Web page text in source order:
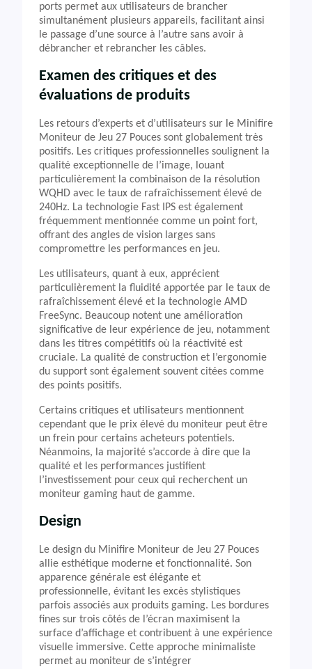
ports permet aux utilisateurs de brancher
simultanément plusieurs appareils, facilitant ainsi
le passage d’une source à l’autre sans avoir à
débrancher et rebrancher les câbles.
Examen des critiques et des
évaluations de produits
Les retours d’experts et d’utilisateurs sur le Minifire
Moniteur de Jeu 27 Pouces sont globalement très
positifs. Les critiques professionnelles soulignent la
qualité exceptionnelle de l’image, louant
particulièrement la combinaison de la résolution
WQHD avec le taux de rafraîchissement élevé de
240Hz. La technologie Fast IPS est également
fréquemment mentionnée comme un point fort,
offrant des angles de vision larges sans
compromettre les performances en jeu.
Les utilisateurs, quant à eux, apprécient
particulièrement la fluidité apportée par le taux de
rafraîchissement élevé et la technologie AMD
FreeSync. Beaucoup notent une amélioration
significative de leur expérience de jeu, notamment
dans les titres compétitifs où la réactivité est
cruciale. La qualité de construction et l’ergonomie
du support sont également souvent citées comme
des points positifs.
Certains critiques et utilisateurs mentionnent
cependant que le prix élevé du moniteur peut être
un frein pour certains acheteurs potentiels.
Néanmoins, la majorité s’accorde à dire que la
qualité et les performances justifient
l’investissement pour ceux qui recherchent un
moniteur gaming haut de gamme.
Design
Le design du Minifire Moniteur de Jeu 27 Pouces
allie esthétique moderne et fonctionnalité. Son
apparence générale est élégante et
professionnelle, évitant les excès stylistiques
parfois associés aux produits gaming. Les bordures
fines sur trois côtés de l’écran maximisent la
surface d’affichage et contribuent à une expérience
visuelle immersive. Cette approche minimaliste
permet au moniteur de s’intégrer